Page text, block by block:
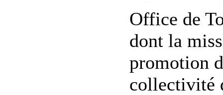
Office de
dont la
promotion
collectivité